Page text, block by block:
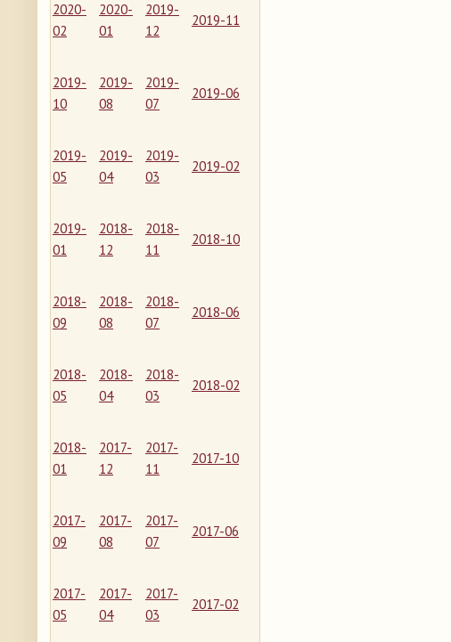
2020-
02
2020-
01
2019-
12
2019-11
2019-
10
2019-
08
2019-
07
2019-06
2019-
05
2019-
04
2019-
03
2019-02
2019-
01
2018-
12
2018-
11
2018-10
2018-
09
2018-
08
2018-
07
2018-06
2018-
05
2018-
04
2018-
03
2018-02
2018-
01
2017-
12
2017-
11
2017-10
2017-
09
2017-
08
2017-
07
2017-06
2017-
05
2017-
04
2017-
03
2017-02